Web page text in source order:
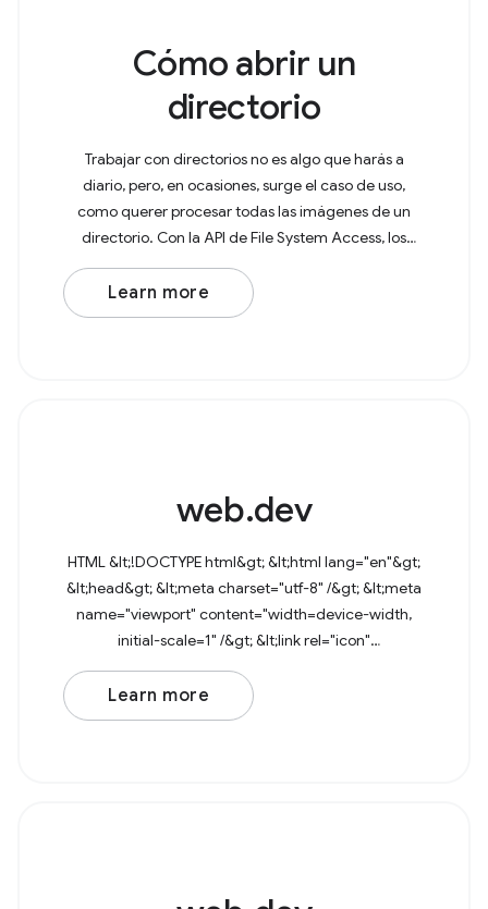
Cómo abrir un
directorio
Trabajar con directorios no es algo que harás a
diario, pero, en ocasiones, surge el caso de uso,
como querer procesar todas las imágenes de un
directorio. Con la API de File System Access, los
usuarios ahora pueden abrir directorios en el
navegador
Learn more
web.dev
HTML &lt;!DOCTYPE html&gt; &lt;html lang="en"&gt;
&lt;head&gt; &lt;meta charset="utf-8" /&gt; &lt;meta
name="viewport" content="width=device-width,
initial-scale=1" /&gt; &lt;link rel="icon"
href="data:image/svg+xml,&lt;svg
Learn more